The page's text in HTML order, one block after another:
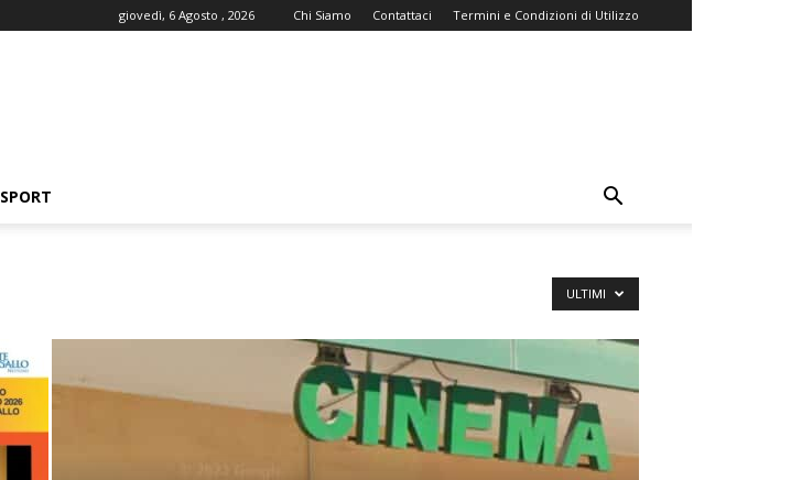
giovedì, 6 Agosto , 2026 Chi Siamo Contattaci Termini e Condizioni di Utilizzo
SPORT
ULTIMI